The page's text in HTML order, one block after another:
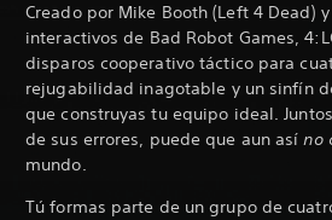
Creado por Mike Booth (Left 4 Dead)
interactivos de Bad Robot Games,
disparos cooperativo táctico para
rejugabilidad inagotable y un sinfín
que construyas tu equipo ideal.
de sus errores, puede que aun asíno
mundo.
Tú formas parte de un grupo de